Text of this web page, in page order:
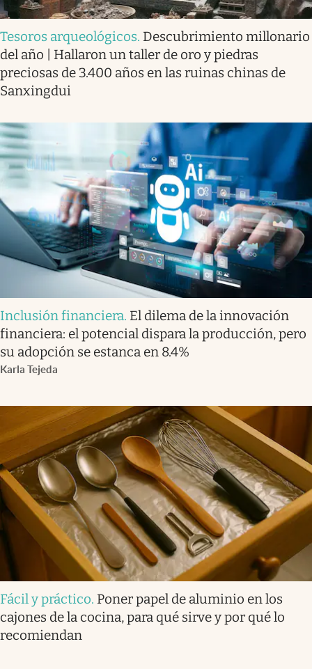
Tesoros arqueológicos. Descubrimiento millonario
del año | Hallaron un taller de oro y piedras
preciosas de 3.400 años en las ruinas chinas de
Sanxingdui
Inclusión financiera. El dilema de la innovación
financiera: el potencial dispara la producción, pero
su adopción se estanca en 8.4%
Karla Tejeda
Fácil y práctico. Poner papel de aluminio en los
cajones de la cocina, para qué sirve y por qué lo
recomiendan